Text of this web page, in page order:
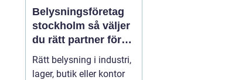
Belysningsföretag
stockholm så väljer
du rätt partner för
professionell
ljussättning
Rätt belysning i industri,
lager, butik eller kontor